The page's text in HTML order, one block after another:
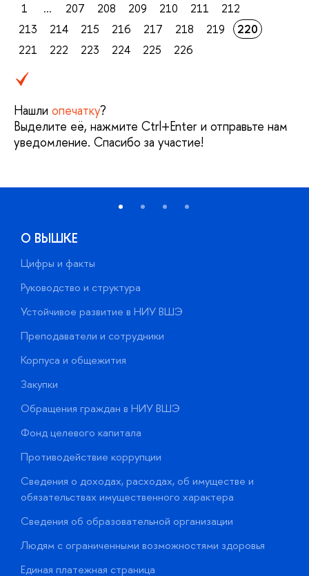
1 ... 207 208 209 210 211
212
213
214 215 216 217 218 219
220
221
222 223 224 225 226
Нашли опечатку?
Выделите её, нажмите Ctrl+Enter и отправьте нам
уведомление. Спасибо за участие!
О ВЫШКЕ
Цифры и факты
Руководство и структура
Устойчивое развитие в НИУ ВШЭ
Преподаватели и сотрудники
Корпуса и общежития
Закупки
Обращения граждан в НИУ ВШЭ
Фонд целевого капитала
Противодействие коррупции
Сведения о доходах, расходах, об имуществе и
обязательствах имущественного характера
Сведения об образовательной организации
Людям с ограниченными возможностями здоровья
Единая платежная страница